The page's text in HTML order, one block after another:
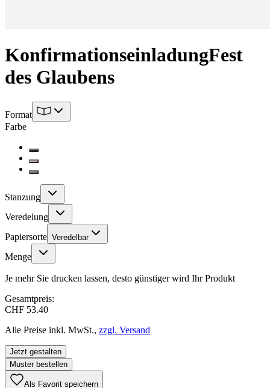
KonfirmationseinladungFest
des Glaubens
Format
Farbe
Stanzung
Veredelung
Papiersorte Veredelbar
Menge
Je mehr Sie drucken lassen, desto günstiger wird Ihr Produkt
Gesamtpreis:
CHF 53.40
Alle Preise inkl. MwSt., zzgl. Versand
Jetzt gestalten
Muster bestellen
Als Favorit speichern